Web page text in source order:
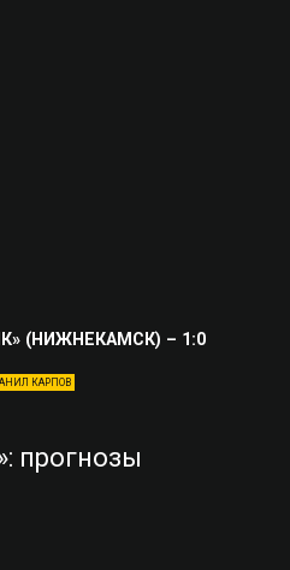
(НИЖНЕКАМСК) – 1:0
КАРПОВ